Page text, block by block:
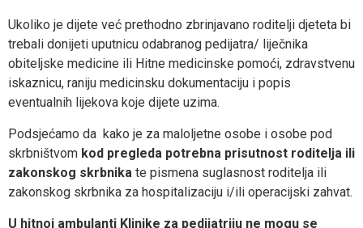
Ukoliko je dijete već prethodno zbrinjavano roditelji djeteta bi
trebali donijeti uputnicu odabranog pedijatra/ liječnika
obiteljske medicine ili Hitne medicinske pomoći, zdravstvenu
iskaznicu, raniju medicinsku dokumentaciju i popis
eventualnih lijekova koje dijete uzima.
Podsjećamo da kako je za maloljetne osobe i osobe pod
skrbništvom kod pregleda potrebna prisutnost roditelja ili
zakonskog skrbnika te pismena suglasnost roditelja ili
zakonskog skrbnika za hospitalizaciju i/ili operacijski zahvat.
U hitnoj ambulanti Klinike za pedijatriju ne mogu se